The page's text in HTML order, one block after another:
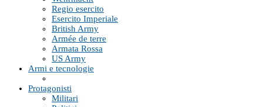
Regio esercito
Esercito Imperiale
British Army
Armée de terre
Armata Rossa
US Army
Armi e tecnologie
Protagonisti
Militari